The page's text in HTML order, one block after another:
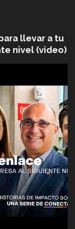
llevar a tu
nivel (video)